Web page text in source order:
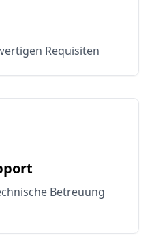
Requisiten
Betreuung